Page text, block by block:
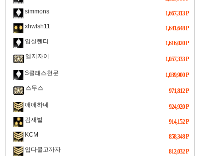
simmons
1,667,313 P
xhwlsh11
1,641,648 P
입실렌티
1,616,020 P
엘지자이
1,057,333 P
S클래스천문
1,039,900 P
스무스
971,812 P
애애하네
924,920 P
김재벌
914,152 P
KCM
858,348 P
입다물고까자
812,032 P